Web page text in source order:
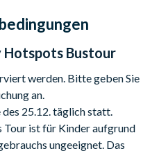
und Bigs Rehearsal
ihr "Kaninchen"
und Aidan
Unterwäsche-
Hotspots Bustour
werden. Bitte geben Sie
an.
25.12. täglich statt.
Tour ist für Kinder aufgrund
ungeeignet. Das